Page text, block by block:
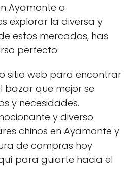
Ayamonte o
explorar la diversa y
estos mercados, has
perfecto.
sitio web para encontrar
bazar que mejor se
y necesidades.
y diverso
chinos en Ayamonte y
de compras hoy
para guiarte hacia el